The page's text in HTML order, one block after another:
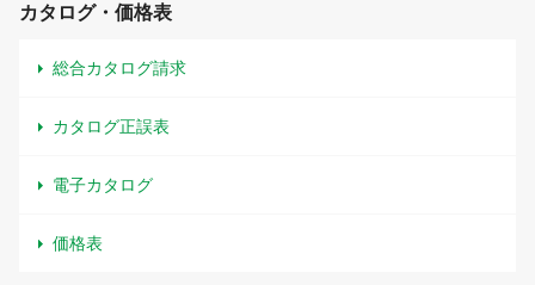
カタログ・価格表
総合カタログ請求
カタログ正誤表
電子カタログ
価格表